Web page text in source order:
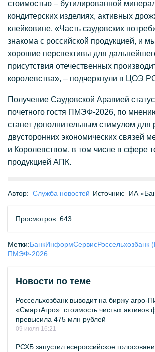
стоимостью – бутилированной
кондитерских изделиях, активных
клейковине. «Часть саудовских
знакома с российской продукцией, и
хорошие перспективы для
присутствия отечественных
королевства», – подчеркнули в ЦОЭ
Получение Саудовской Аравией
почетного гостя ПМЭФ-2026, по
станет дополнительным стимулом для
двусторонних экономических связей
и Королевством, в том числе в сфере
продукцией АПК.
Автор: Служба новостей Источник: ИА
Просмотров: 643
Метки:БанкИнформСервисРоссельхозбанк
ПМЭФ-2026
Новости по теме
Россельхозбанк выводит на биржу агро-
«СмартАгро»: стоимость чистых активов
превысила 475 млн рублей
09 июля 16:21
РСХБ запустил всероссийское